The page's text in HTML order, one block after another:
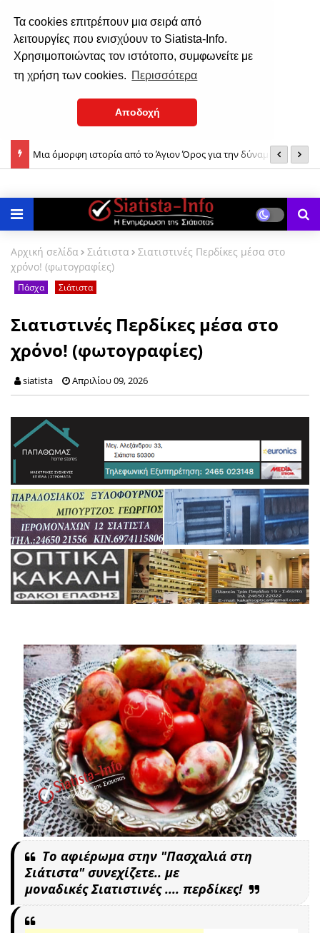
Τα cookies επιτρέπουν μια σειρά από
λειτουργίες που ενισχύουν το Siatista-Info.
Χρησιμοποιώντας τον ιστότοπο, συμφωνείτε με
τη χρήση των cookies. Περισσότερα
Αποδοχή
Σιάτιστα: Ο εορτασμός της Παναγίας από το 1935 έως το 1937!
Αρχική σελίδα Σιάτιστα
Σιατιστινές Περδίκες μέσα στο
χρόνο! (φωτογραφίες)
Πάσχα Σιάτιστα
Σιατιστινές Περδίκες μέσα στο
χρόνο! (φωτογραφίες)
siatista Απριλίου 09, 2026
Το αφιέρωμα στην "Πασχαλιά στη
Σιάτιστα" συνεχίζετε.. με
μοναδικέςΣιατιστινές .... περδίκες!